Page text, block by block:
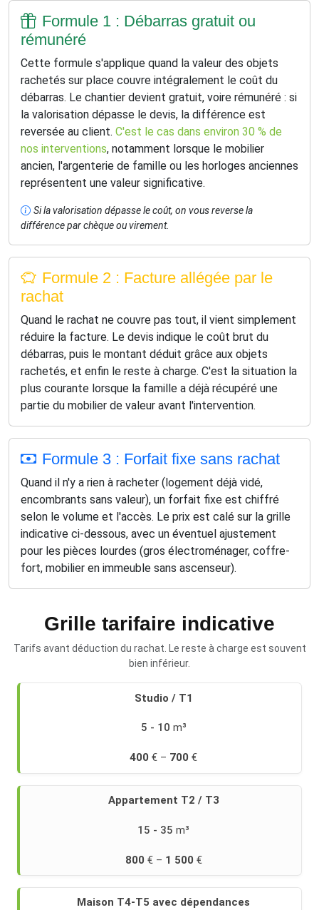
Formule 1 : Débarras gratuit ou
rémunéré
Cette formule s'applique quand la valeur des objets
rachetés sur place couvre intégralement le coût du
débarras. Le chantier devient gratuit, voire rémunéré : si
la valorisation dépasse le devis, la différence est
reversée au client. C'est le cas dans environ 30 % de
nos interventions, notamment lorsque le mobilier
ancien, l'argenterie de famille ou les horloges anciennes
représentent une valeur significative.
Si la valorisation dépasse le coût, on vous reverse la
différence par chèque ou virement.
Formule 2 : Facture allégée par le
rachat
Quand le rachat ne couvre pas tout, il vient simplement
réduire la facture. Le devis indique le coût brut du
débarras, puis le montant déduit grâce aux objets
rachetés, et enfin le reste à charge. C'est la situation la
plus courante lorsque la famille a déjà récupéré une
partie du mobilier de valeur avant l'intervention.
Formule 3 : Forfait fixe sans rachat
Quand il n'y a rien à racheter (logement déjà vidé,
encombrants sans valeur), un forfait fixe est chiffré
selon le volume et l'accès. Le prix est calé sur la grille
indicative ci-dessous, avec un éventuel ajustement
pour les pièces lourdes (gros électroménager, coffre-
fort, mobilier en immeuble sans ascenseur).
Grille tarifaire indicative
Tarifs avant déduction du rachat. Le reste à charge est souvent
bien inférieur.
Retrouvez
Studio / T1
5 - 10
400 700
Appartement T2 / T3
15 - 35
800 1 500
Maison T4-T5 avec dépendances